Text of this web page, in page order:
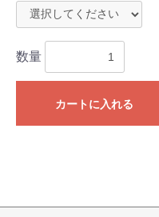
数量
カートに入れる